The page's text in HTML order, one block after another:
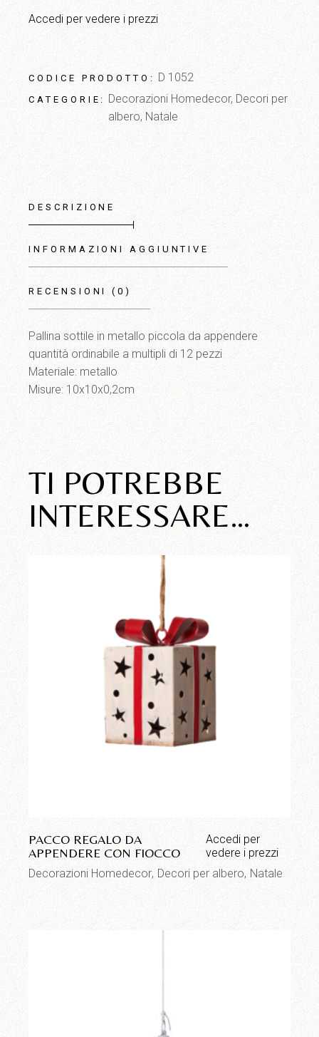
Accedi per vedere i prezzi
CODICE PRODOTTO: D 1052
CATEGORIE: Decorazioni Homedecor, Decori per
albero,Natale
DESCRIZIONE
INFORMAZIONI AGGIUNTIVE
RECENSIONI (0)
Pallina sottile in metallo piccola da appendere
quantità ordinabile a multipli di 12 pezzi
Materiale: metallo
Misure: 10x10x0,2cm
TI POTREBBE
INTERESSARE…
PACCO REGALO DA
APPENDERE CON FIOCCO
Accedi per
vedere i prezzi
Decorazioni Homedecor Decori per albero Natale